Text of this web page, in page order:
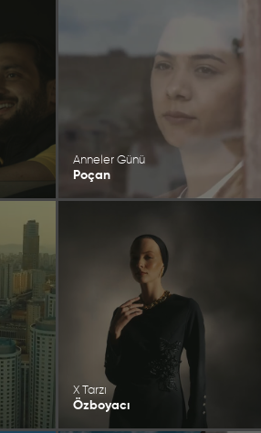
Anneler Günü
Poçan
X Tarzı
Özboyacı